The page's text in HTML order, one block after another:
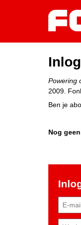
Powering
2009.
Ben je
Nog